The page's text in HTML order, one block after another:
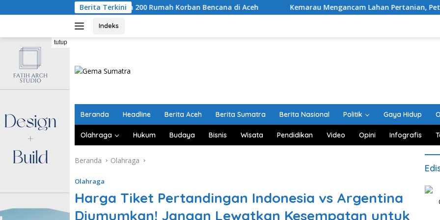
ke
Berita Terkini
Masjid dan 200 Rumah Korban Bencana di Aceh Kemarau Mengancam Lahan Pertanian, Petani Aceh Besar
Indeks
tutup
Beranda Headline Berita Aceh Berita Sumatra Berita Nasional Politik Gaya Hidup
Olahraga Hukum Budaya Bisnis Wisata Pendidikan Video Opini Infografis
Beranda Olahraga
Olahraga
Harga Tiket Pertandingan Indonesia vs Argentina
Diumumkan! Jangan Lewatkan Kesempatan untuk